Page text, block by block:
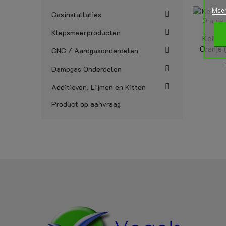
Gasinstallaties
Klepsmeerproducten
CNG / Aardgasonderdelen
Dampgas Onderdelen
Additieven, Lijmen en Kitten
Product op aanvraag
Keihin
Oranje